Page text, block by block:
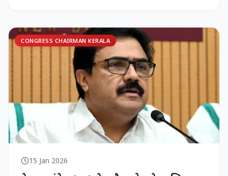
CONGRESS CHAIRMAN KERALA
15 Jan 2026